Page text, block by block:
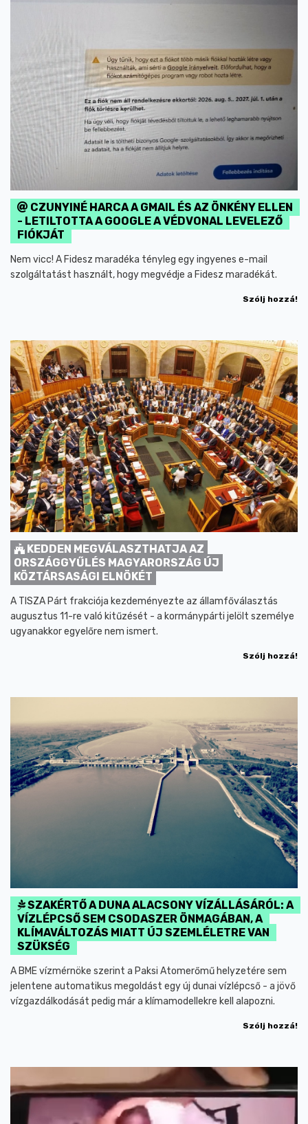
CZUNYINÉ HARCA A GMAIL ÉS AZ ÖNKÉNY ELLEN
- LETILTOTTA A GOOGLE A VÉDVONAL LEVELEZŐ
FIÓKJÁT
Nem vicc! A Fidesz maradéka tényleg egy ingyenes e-mail
szolgáltatást használt, hogy megvédje a Fidesz maradékát.
Szólj hozzá!
KEDDEN MEGVÁLASZTHATJA AZ
ORSZÁGGYŰLÉS MAGYARORSZÁG ÚJ
KÖZTÁRSASÁGI ELNÖKÉT
A TISZA Párt frakciója kezdeményezte az államfőválasztás
augusztus 11-re való kitűzését - a kormánypárti jelölt személye
ugyanakkor egyelőre nem ismert.
Szólj hozzá!
SZAKÉRTŐ A DUNA ALACSONY VÍZÁLLÁSÁRÓL: A
VÍZLÉPCSŐ SEM CSODASZER ÖNMAGÁBAN, A
KLÍMAVÁLTOZÁS MIATT ÚJ SZEMLÉLETRE VAN
SZÜKSÉG
A BME vízmérnöke szerint a Paksi Atomerőmű helyzetére sem
jelentene automatikus megoldást egy új dunai vízlépcső - a jövő
vízgazdálkodását pedig már a klímamodellekre kell alapozni.
Szólj hozzá!